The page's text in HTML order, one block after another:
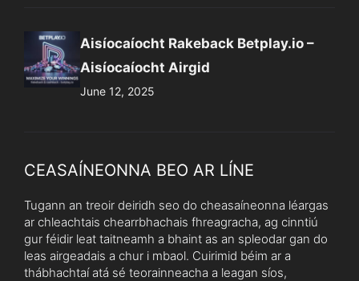
Aisíocaíocht Rakeback Betplay.io –
Aisíocaíocht Airgid
June 12, 2025
CEASAÍNEONNA BEO AR LÍNE
Tugann an treoir deiridh seo do cheasaíneonna léargas
ar chleachtais chearrbhachais fhreagracha, ag cinntiú
gur féidir leat taitneamh a bhaint as an spleodar gan do
leas airgeadais a chur i mbaol. Cuirimid béim ar a
thábhachtaí atá sé teorainneacha a leagan síos,